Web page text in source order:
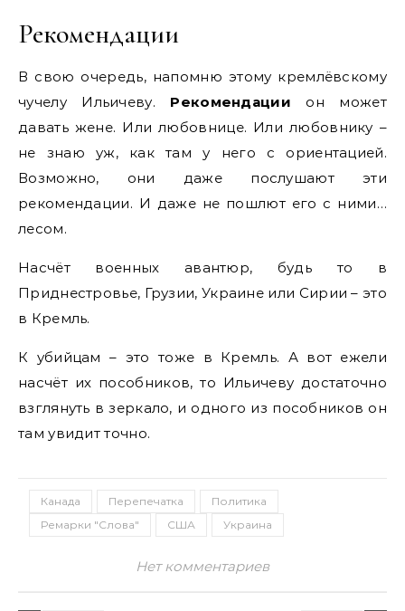
Рекомендации
В свою очередь, напомню этому кремлёвскому
чучелу Ильичеву. Рекомендации он может
давать жене. Или любовнице. Или любовнику –
не знаю уж, как там у него с ориентацией.
Возможно, они даже послушают эти
рекомендации. И даже не пошлют его с ними…
лесом.
Насчёт военных авантюр, будь то в
Приднестровье, Грузии, Украине или Сирии – это
в Кремль.
К убийцам – это тоже в Кремль. А вот ежели
насчёт их пособников, то Ильичеву достаточно
взглянуть в зеркало, и одного из пособников он
там увидит точно.
Канада Перепечатка
Политика
Ремарки "Слова"
США Украина
Нет комментариев